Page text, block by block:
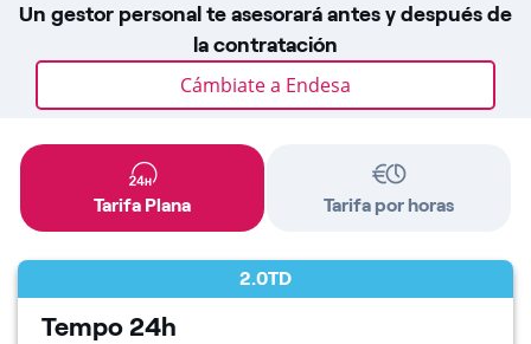
Un gestor personal te asesorará antes y después de
la contratación
Cámbiate a Endesa
Tarifa Plana Tarifa por horas
Tempo 24h
2.0TD